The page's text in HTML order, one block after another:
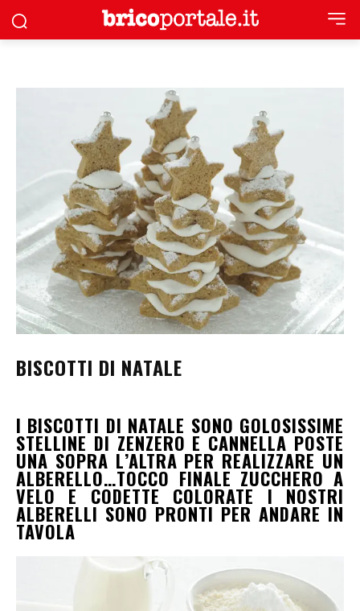
BISCOTTI DI NATALE
I BISCOTTI DI NATALE SONO GOLOSISSIME
STELLINE DI ZENZERO E CANNELLA POSTE
UNA SOPRA L’ALTRA PER REALIZZARE UN
ALBERELLO…TOCCO FINALE ZUCCHERO A
VELO E CODETTE COLORATE I NOSTRI
ALBERELLI SONO PRONTI PER ANDARE IN
TAVOLA